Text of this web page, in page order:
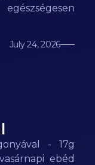
July 24, 2026
- 17g
ebéd